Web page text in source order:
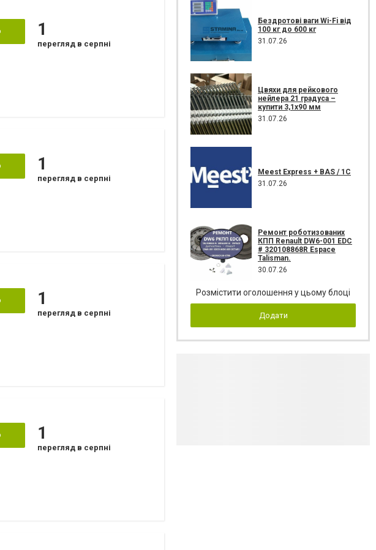
1
перегляд в серпні
1
перегляд в серпні
1
перегляд в серпні
1
перегляд в серпні
Бездротові ваги Wi-Fi від
100 кг до 600 кг
31.07.26
Цвяхи для рейкового
нейлера 21 градуса –
купити 3,1х90 мм
31.07.26
Meest Express + BAS / 1C
31.07.26
Ремонт роботизованих
КПП Renault DW6-001 EDC
# 320108868R Espace
Talisman.
30.07.26
Розмістити оголошення у цьому блоці
Додати